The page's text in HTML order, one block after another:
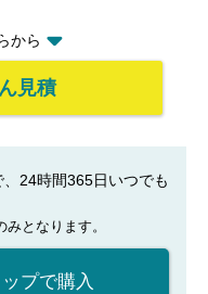
から
見積
24時間365日いつでも
となります。
プで購入